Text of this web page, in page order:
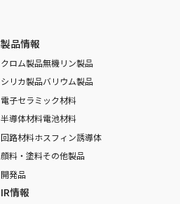
製品情報
クロム製品無機リン製品
シリカ製品バリウム製品
電子セラミック材料
半導体材料電池材料
回路材料ホスフィン誘導体
顔料・塗料その他製品
開発品
IR情報